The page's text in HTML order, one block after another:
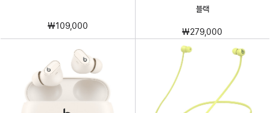
₩109,000
블랙
₩279,000